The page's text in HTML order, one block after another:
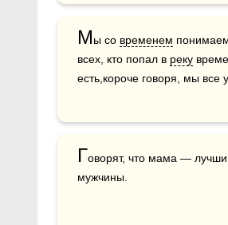
Мы со временем
всех, кто попал в реку
есть,короче говоря, мы все
Говорят, что мама —
мужчины.